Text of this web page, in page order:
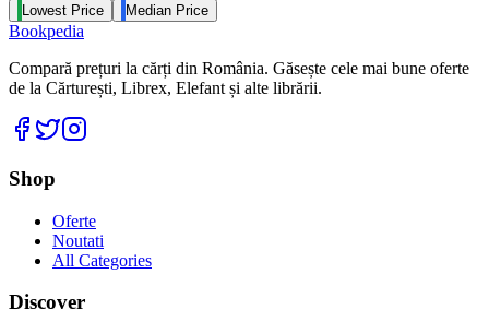
Lowest Price Median Price
Bookpedia
Compară prețuri la cărți din România. Găsește cele mai bune oferte
de la Cărturești, Librex, Elefant și alte librării.
Facebook
Twitter
Shop
Oferte
Noutati
All Categories
Discover